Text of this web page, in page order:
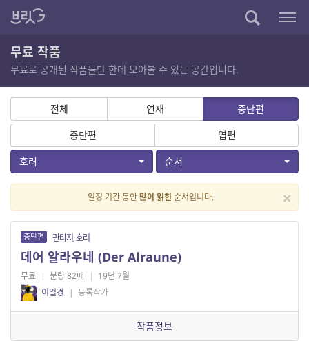
무료 작품
무료로 공개된 작품들만 한데 모아볼 수 있는 공간입니다.
전체 연재
중단편
중단편
엽편
호러
순서
×
일정 기간 동안많이 읽힌 순서입니다.
중단편 판타지, 호러
데어 알라우네 (Der Alraune)
무료 | 분량 82매 | 19년 7월
이일경
| 등록작가
작품정보